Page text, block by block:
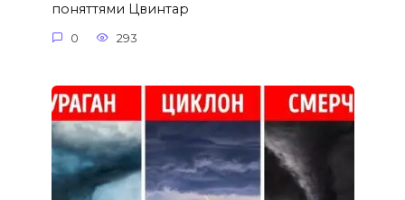
поняттями Цвинтар
0 293